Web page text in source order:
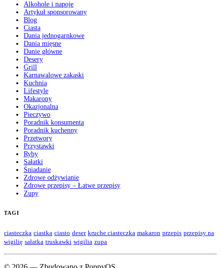
Alkohole i napoje
Artykuł sponsorowany
Blog
Ciasta
Dania jednogarnkowe
Dania mięsne
Danie główne
Desery
Grill
Karnawalowe zakaski
Kuchnia
Lifestyle
Makarony
Okazjonalna
Pieczywo
Poradnik konsumenta
Poradnik kuchenny
Przetwory
Przystawki
Ryby
Sałatki
Śniadanie
Zdrowe odżywianie
Zdrowe przepisy – Łatwe przepisy
Zupy
TAGI
ciasteczka ciastka ciasto deser kruche ciasteczka makaron przepis przepisy na
wigilię sałatka truskawki wigilia zupa